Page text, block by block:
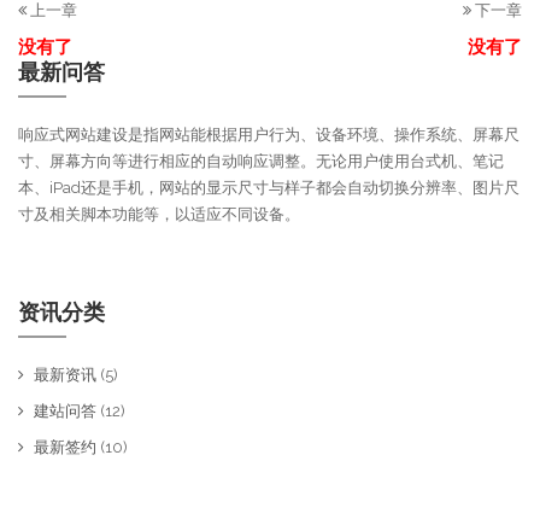
上一章
没有了
下一章
没有了
最新问答
响应式网站建设是指网站能根据用户行为、设备环境、操作系统、屏幕尺
寸、屏幕方向等进行相应的自动响应调整。无论用户使用台式机、笔记
本、iPad还是手机，网站的显示尺寸与样子都会自动切换分辨率、图片尺
寸及相关脚本功能等，以适应不同设备。
资讯分类
最新资讯 (5)
建站问答 (12)
最新签约 (10)